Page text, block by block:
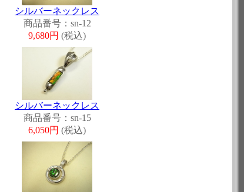
シルバーネックレス
商品番号：sn-12
9,680円 (税込)
シルバーネックレス
商品番号：sn-15
6,050円 (税込)